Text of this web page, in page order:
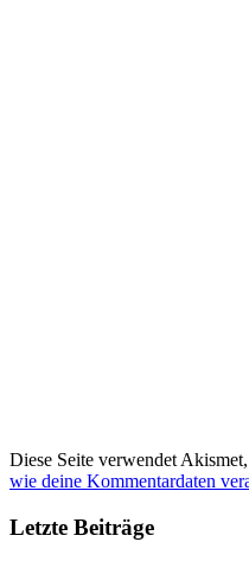
Diese Seite verwendet
wie deine Kommentardaten
Letzte Beiträge